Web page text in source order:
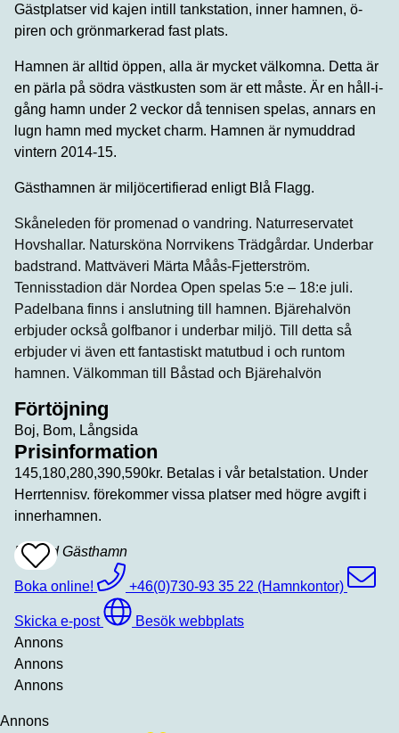
Gästplatser vid kajen intill tankstation, inner hamnen, ö-
piren och grönmarkerad fast plats.
Hamnen är alltid öppen, alla är mycket välkomna. Detta är
en pärla på södra västkusten som är ett måste. Är en håll-i-
gång hamn under 2 veckor då tennisen spelas, annars en
lugn hamn med mycket charm. Hamnen är nymuddrad
vintern 2014-15.
Gästhamnen är miljöcertifierad enligt Blå Flagg.
Skåneleden för promenad o vandring. Naturreservatet
Hovshallar. Natursköna Norrvikens Trädgårdar. Underbar
badstrand. Mattväveri Märta Måås-Fjetterström.
Tennisstadion där Nordea Open spelas 5:e – 18:e juli.
Padelbana finns i anslutning till hamnen. Bjärehalvön
erbjuder också golfbanor i underbar miljö. Till detta så
erbjuder vi även ett fantastiskt matutbud i och runtom
hamnen. Välkomman till Båstad och Bjärehalvön
Förtöjning
Boj, Bom, Långsida
Prisinformation
145,180,280,390,590kr. Betalas i vår betalstation. Under
Herrtennisv. förekommer vissa platser med högre avgift i
innerhamnen.
Add
To
Favrites
Båstad Gästhamn
Boka online! +46(0)730-93 35 22 (Hamnkontor)
Skicka e-post
Besök webbplats
Annons
Annons
Annons
Annons